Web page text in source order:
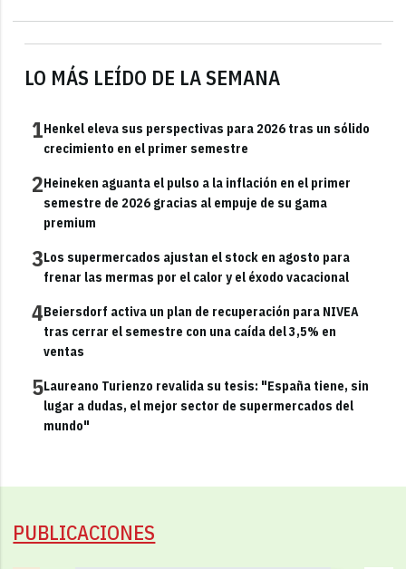
LO MÁS LEÍDO DE LA SEMANA
1Henkel eleva sus perspectivas para 2026 tras un sólido
crecimiento en el primer semestre
2Heineken aguanta el pulso a la inflación en el primer
semestre de 2026 gracias al empuje de su gama
premium
3Los supermercados ajustan el stock en agosto para
frenar las mermas por el calor y el éxodo vacacional
4Beiersdorf activa un plan de recuperación para NIVEA
tras cerrar el semestre con una caída del 3,5% en
ventas
5Laureano Turienzo revalida su tesis: "España tiene, sin
lugar a dudas, el mejor sector de supermercados del
mundo"
PUBLICACIONES